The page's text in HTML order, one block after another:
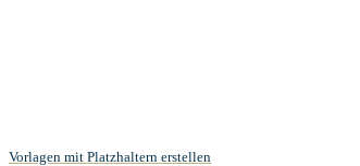
Vorlagen mit Platzhaltern erstellen